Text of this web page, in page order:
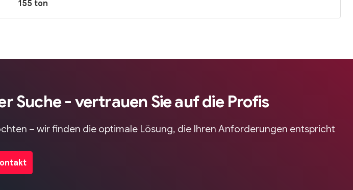
155 ton
Suche - vertrauen Sie auf die Profis
– wir finden die optimale Lösung, die Ihren Anforderungen entspricht